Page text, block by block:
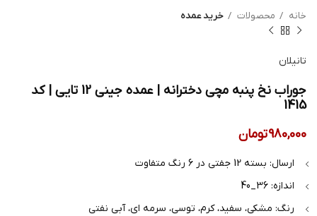
خانه محصولات خرید عمده
تانیلان
جوراب نخ پنبه مچی دخترانه | عمده جینی 12 تایی | کد
1415
980,000تومان
ارسال: بسته 12 جفتی در 6 رنگ متفاوت
اندازه: 36_40
رنگ: مشکی، سفید، کرم، توسی، سرمه ای، آبی نفتی